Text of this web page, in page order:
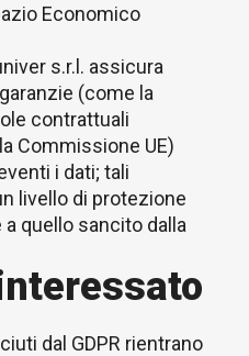
Economico
s.r.l. assicura
(come la
contrattuali
Commissione UE)
i dati; tali
livello di protezione
quello sancito dalla
dal GDPR rientrano